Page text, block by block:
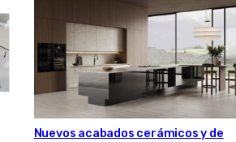
Nuevos acabados cerámicos y de